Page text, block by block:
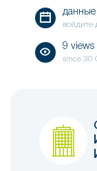
данные
войдите
9 views
since 30